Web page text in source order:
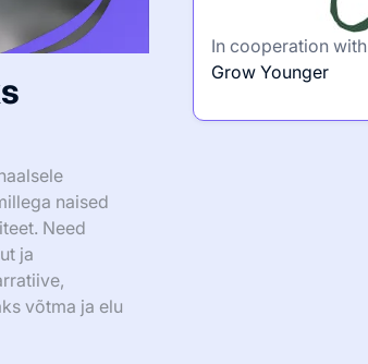
naised
Need
ja
võtma ja elu
In cooperation with
Grow Younger